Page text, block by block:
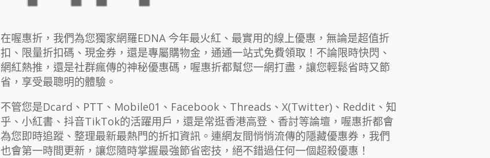
在喔惠折，我們為您獨家網羅EDNA 今年最火紅、最實用的線上優惠，無論是超值折
扣、限量折扣碼、現金券，還是專屬購物金，通通一站式免費領取！不論限時快閃、
網紅熱推，還是社群瘋傳的神秘優惠碼，喔惠折都幫您一網打盡，讓您輕鬆省時又節
省，享受最聰明的體驗。
不管您是Dcard、PTT、Mobile01、Facebook、Threads、X(Twitter)、Reddit、知
乎、小紅書、抖音TikTok的活躍用戶，還是常逛香港高登、香討等論壇，喔惠折都會
為您即時追蹤、整理最新最熱門的折扣資訊。連網友間悄悄流傳的隱藏優惠券，我們
也會第一時間更新，讓您隨時掌握最強節省密技，絕不錯過任何一個超殺優惠！